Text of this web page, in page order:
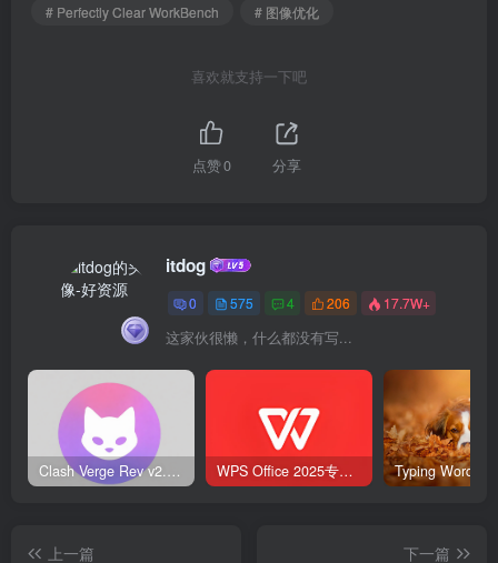
# Perfectly Clear WorkBench
# 图像优化
喜欢就支持一下吧
点赞0 分享
itdog
0 575 4 206 17.7W+
这家伙很懒，什么都没有写...
Clash Verge Rev v2.5.2 – 网络代理工具 WPS Office 2025专业版 v12.1.0.23542 v2 永久激活版
上一篇
下一篇